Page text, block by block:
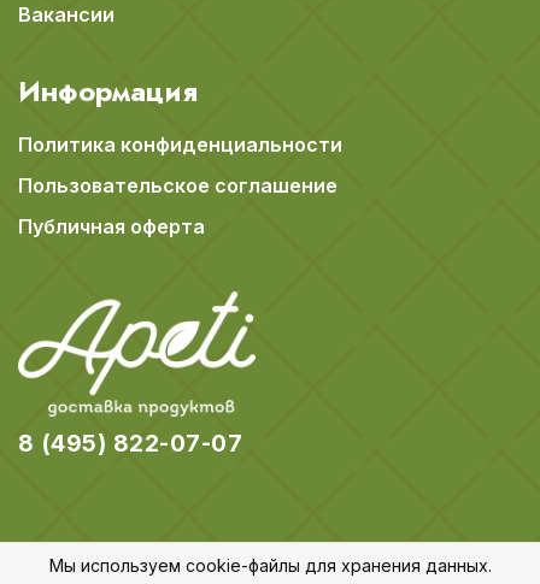
Вакансии
Информация
Политика конфиденциальности
Пользовательское соглашение
Публичная оферта
8 (495) 822-07-07
Мы используем cookie-файлы для хранения данных.